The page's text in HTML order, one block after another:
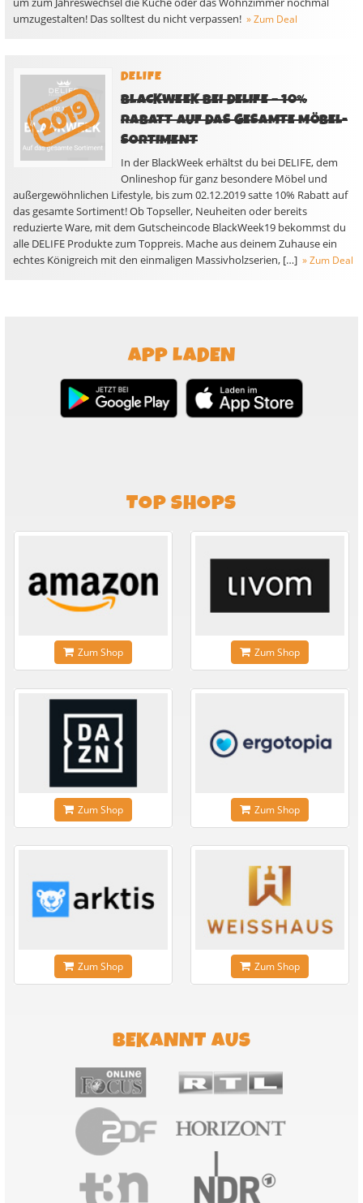
umzugestalten! Das solltest du nicht verpassen! » Zum Deal
DELIFE
BLACKWEEK BEI DELIFE – 10%
RABATT AUF DAS GESAMTE MÖBEL-
SORTIMENT
In der BlackWeek erhältst du bei DELIFE, dem
Onlineshop für ganz besondere Möbel und
außergewöhnlichen Lifestyle, bis zum 02.12.2019 satte 10% Rabatt auf
das gesamte Sortiment! Ob Topseller, Neuheiten oder bereits
reduzierte Ware, mit dem Gutscheincode BlackWeek19 bekommst du
alle DELIFE Produkte zum Toppreis. Mache aus deinem Zuhause ein
echtes Königreich mit den einmaligen Massivholzserien, […] » Zum Deal
APP LADEN
TOP SHOPS
Zum Shop Zum Shop
Zum Shop Zum Shop
Zum Shop Zum Shop
BEKANNT AUS